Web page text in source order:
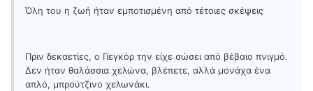
Όλη του η ζωή ήταν εμποτισμένη από τέτοιες σκέψεις
Πριν δεκαετίες, ο Γιεγκόρ την είχε σώσει από βέβαιο πνιγμό.
Δεν ήταν θαλάσσια χελώνα, βλέπετε, αλλά μονάχα ένα
απλό, μπρούτζινο χελωνάκι.